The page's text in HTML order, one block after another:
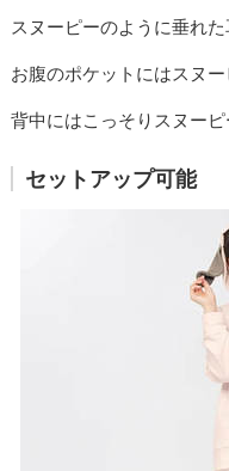
スヌーピーのように垂れ
お腹のポケットにはスヌー
背中にはこっそりスヌーピ
セットアップ可能